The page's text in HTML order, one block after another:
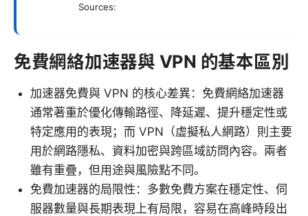
Sources:
免費網絡加速器與 VPN 的基本區別
加速器免費與 VPN 的核心差異：免費網絡加速器
通常著重於優化傳輸路徑、降延遲、提升穩定性或
特定應用的表現；而 VPN（虛擬私人網路）則主要
用於網路隱私、資料加密與跨區域訪問內容。兩者
雖有重疊，但用途與風險點不同。
免費加速器的局限性：多數免費方案在穩定性、伺
服器數量與長期表現上有局限，容易在高峰時段出